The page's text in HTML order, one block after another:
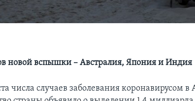
новой вспышки – Австралия, Япония и Индия
числа случаев заболевания коронавирусом в